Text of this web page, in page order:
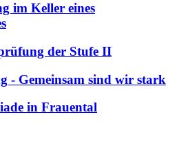
im Keller eines
der Stufe II
- Gemeinsam sind wir stark
in Frauental